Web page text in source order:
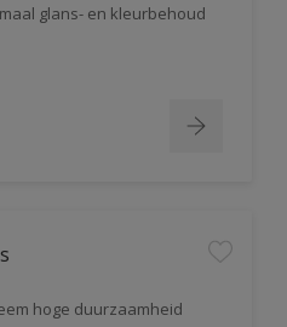
glans- en kleurbehoud
hoge duurzaamheid